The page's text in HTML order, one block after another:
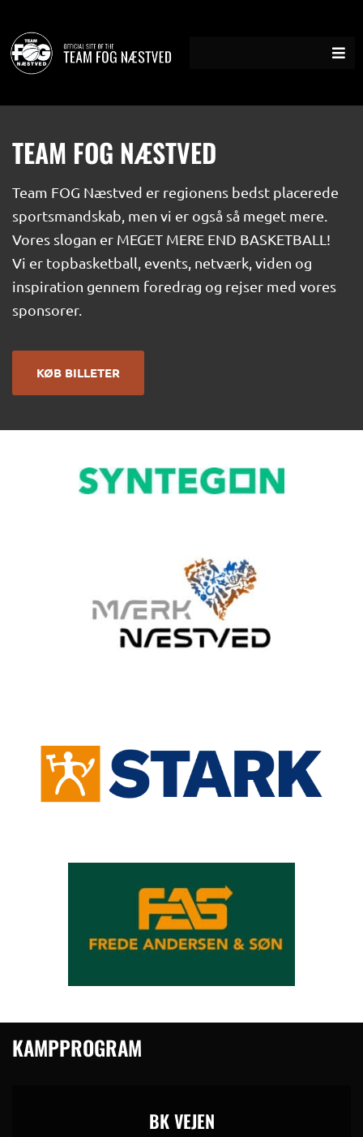
indholdet
TEAM FOG NÆSTVED
Team FOG Næstved er regionens bedst placerede
sportsmandskab, men vi er også så meget mere.
Vores slogan er MEGET MERE END BASKETBALL!
Vi er topbasketball, events, netværk, viden og
inspiration gennem foredrag og rejser med vores
sponsorer.
KØB BILLETER
KAMPPROGRAM
BK VEJEN